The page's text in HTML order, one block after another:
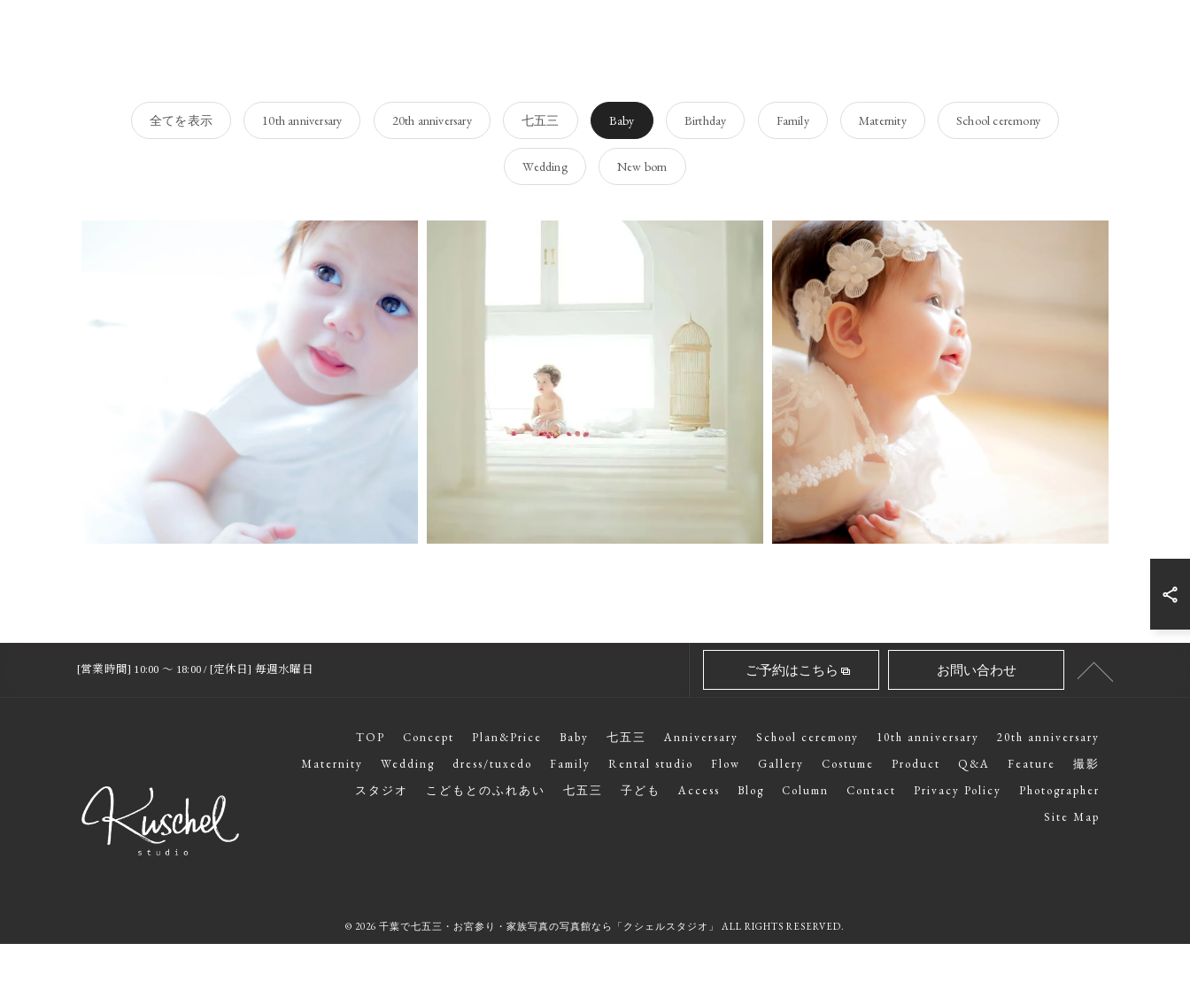
全てを表示 10th anniversary 20th anniversary 七五三 Baby Birthday Family Maternity School ceremony
Wedding New born
[営業時間] 10:00 〜 18:00 / [定休日] 毎週水曜日 ご予約はこちら お問い合わせ
TOP Concept Plan&Price Baby 七五三 Anniversary School ceremony 10th anniversary
20th anniversary
Maternity
Wedding dress/tuxedo Family Rental studio Flow Gallery Costume Product Q&A Feature
撮影
スタジオ
こどもとのふれあい 七五三 子ども Access Blog Column Contact Privacy Policy
Photographer
Site Map
© 2026 千葉で七五三・お宮参り・家族写真の写真館なら「クシェルスタジオ」 ALL RIGHTS RESERVED.